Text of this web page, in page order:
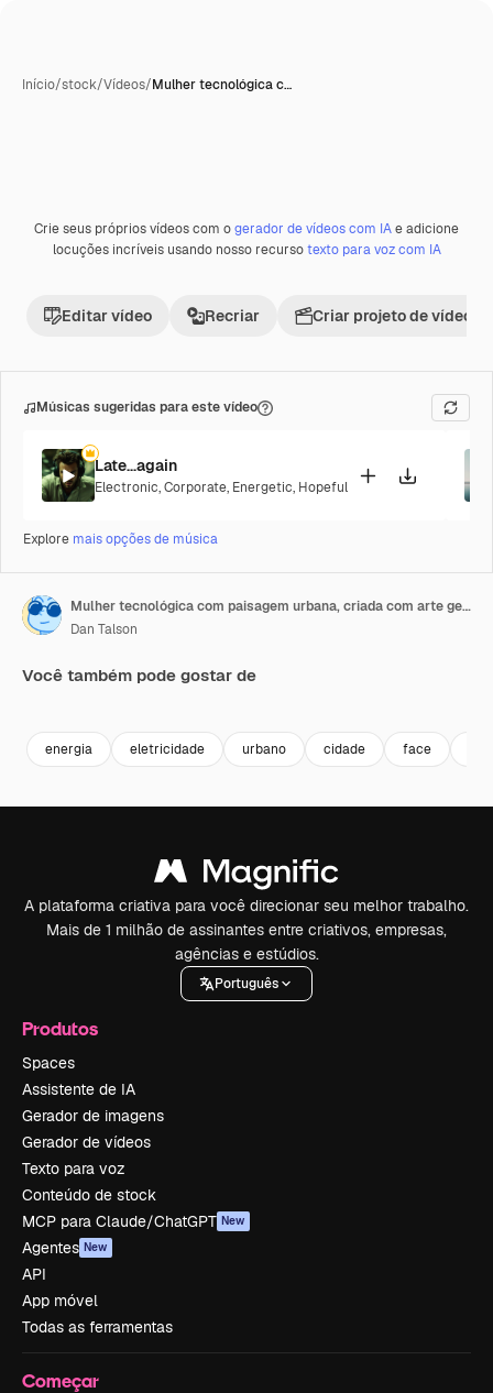
Início/stock/Vídeos/Mulher tecnológica c…
Gerada com IA
Crie seus próprios vídeos com ogerador de vídeos com IAe adicione
locuções incríveis usando nosso recursotexto para voz com IA
Editar vídeo Recriar Criar projeto de vídeo
Músicas sugeridas para este vídeo
Late...again
Electronic,Corporate, Energetic, Hopeful
Explore mais opções de música
Mulher tecnológica com paisagem urbana, criada com arte generativa de IA
Dan Talson
Você também pode gostar de
energia eletricidade urbano cidade face
A plataforma criativa para você direcionar seu melhor trabalho.
Mais de 1 milhão de assinantes entre criativos, empresas,
agências e estúdios.
Português
Produtos
Spaces
Assistente de IA
Gerador de imagens
Gerador de vídeos
Texto para voz
Conteúdo de stock
MCP para Claude/ChatGPT New
Agentes New
API
App móvel
Todas as ferramentas
Começar